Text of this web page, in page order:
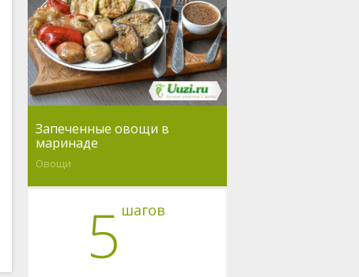
Запеченные овощи в
маринаде
Овощи
5 шагов